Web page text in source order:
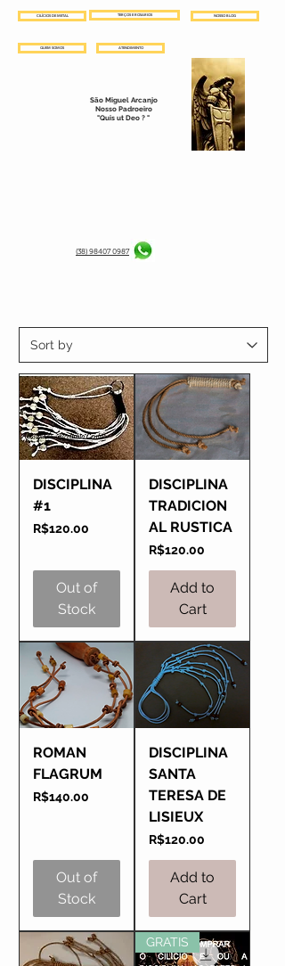
CILÍCIOS DE METAL TERÇOS E ROSARIOS NOSSO BLOG
QUEM SOMOS ATENDIMENTO
São Miguel Arcanjo
Nosso Padroeiro
"Quis ut Deo ? "
(38) 98407 0987
DISCIPLINA
#1
Price
R$120.00
Out of
Stock
DISCIPLINA
TRADICION
AL RUSTICA
Price
R$120.00
Add to
Cart
ROMAN
FLAGRUM
Price
R$140.00
Out of
Stock
DISCIPLINA
SANTA
TERESA DE
LISIEUX
Price
R$120.00
Add to
Cart
GRATIS